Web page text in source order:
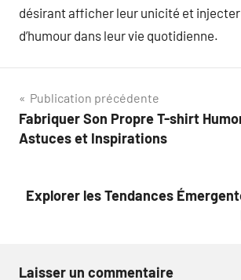
désirant afficher leur unicité et injecter
d’humour dans leur vie quotidienne.
Navigation
de
Publication précédente
Fabriquer Son Propre T-shirt
Astuces et Inspirations
Explorer les Tendances
Laisser un commentaire